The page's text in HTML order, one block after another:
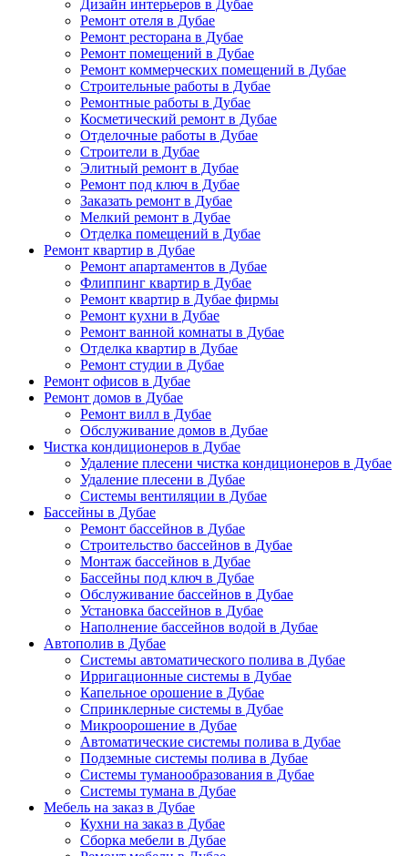
Дизайн интерьеров в Дубае
Ремонт отеля в Дубае
Ремонт ресторана в Дубае
Ремонт помещений в Дубае
Ремонт коммерческих помещений в Дубае
Строительные работы в Дубае
Ремонтные работы в Дубае
Косметический ремонт в Дубае
Отделочные работы в Дубае
Строители в Дубае
Элитный ремонт в Дубае
Ремонт под ключ в Дубае
Заказать ремонт в Дубае
Мелкий ремонт в Дубае
Отделка помещений в Дубае
Ремонт квартир в Дубае
Ремонт апартаментов в Дубае
Флиппинг квартир в Дубае
Ремонт квартир в Дубае фирмы
Ремонт кухни в Дубае
Ремонт ванной комнаты в Дубае
Отделка квартир в Дубае
Ремонт студии в Дубае
Ремонт офисов в Дубае
Ремонт домов в Дубае
Ремонт вилл в Дубае
Обслуживание домов в Дубае
Чистка кондиционеров в Дубае
Удаление плесени чистка кондиционеров в Дубае
Удаление плесени в Дубае
Системы вентиляции в Дубае
Бассейны в Дубае
Ремонт бассейнов в Дубае
Строительство бассейнов в Дубае
Монтаж бассейнов в Дубае
Бассейны под ключ в Дубае
Обслуживание бассейнов в Дубае
Установка бассейнов в Дубае
Наполнение бассейнов водой в Дубае
Автополив в Дубае
Системы автоматического полива в Дубае
Ирригационные системы в Дубае
Капельное орошение в Дубае
Спринклерные системы в Дубае
Микроорошение в Дубае
Автоматические системы полива в Дубае
Подземные системы полива в Дубае
Системы туманообразования в Дубае
Системы тумана в Дубае
Мебель на заказ в Дубае
Кухни на заказ в Дубае
Сборка мебели в Дубае